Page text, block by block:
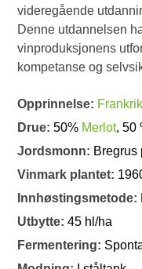
videregående
Denne utdannelsen
vinproduksjonens
kompetanse og
Opprinnelse:
Drue:50% Merlot, 50
Jordsmonn: Bregrus
Vinmark plantet:
Innhøstingsmetode:
Utbytte:45 hl/ha
Fermentering: